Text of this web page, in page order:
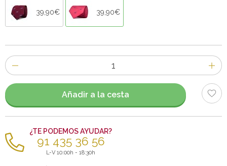
39,90€ 39,90€
Número
de
artículos
Añadir a la cesta
¿TE PODEMOS AYUDAR?
91 435 36 56
L-V 10:00h - 18:30h